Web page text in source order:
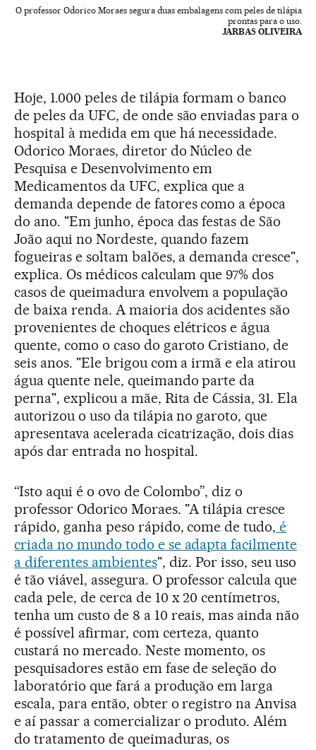
O professor Odorico Moraes segura duas embalagens com peles de tilápia
prontas para o uso.
JARBAS OLIVEIRA
Hoje, 1.000 peles de tilápia formam o banco
de peles da UFC, de onde são enviadas para o
hospital à medida em que há necessidade.
Odorico Moraes, diretor do Núcleo de
Pesquisa e Desenvolvimento em
Medicamentos da UFC, explica que a
demanda depende de fatores como a época
do ano. "Em junho, época das festas de São
João aqui no Nordeste, quando fazem
fogueiras e soltam balões, a demanda cresce",
explica. Os médicos calculam que 97% dos
casos de queimadura envolvem a população
de baixa renda. A maioria dos acidentes são
provenientes de choques elétricos e água
quente, como o caso do garoto Cristiano, de
seis anos. "Ele brigou com a irmã e ela atirou
água quente nele, queimando parte da
perna", explicou a mãe, Rita de Cássia, 31. Ela
autorizou o uso da tilápia no garoto, que
apresentava acelerada cicatrização, dois dias
após dar entrada no hospital.
“Isto aqui é o ovo de Colombo”, diz o
professor Odorico Moraes. "A tilápia cresce
rápido, ganha peso rápido, come de tudo, é
criada no mundo todo e se adapta facilmente
a diferentes ambientes", diz. Por isso, seu uso
é tão viável, assegura. O professor calcula que
cada pele, de cerca de 10 x 20 centímetros,
tenha um custo de 8 a 10 reais, mas ainda não
é possível afirmar, com certeza, quanto
custará no mercado. Neste momento, os
pesquisadores estão em fase de seleção do
laboratório que fará a produção em larga
escala, para então, obter o registro na Anvisa
e aí passar a comercializar o produto. Além
do tratamento de queimaduras, os